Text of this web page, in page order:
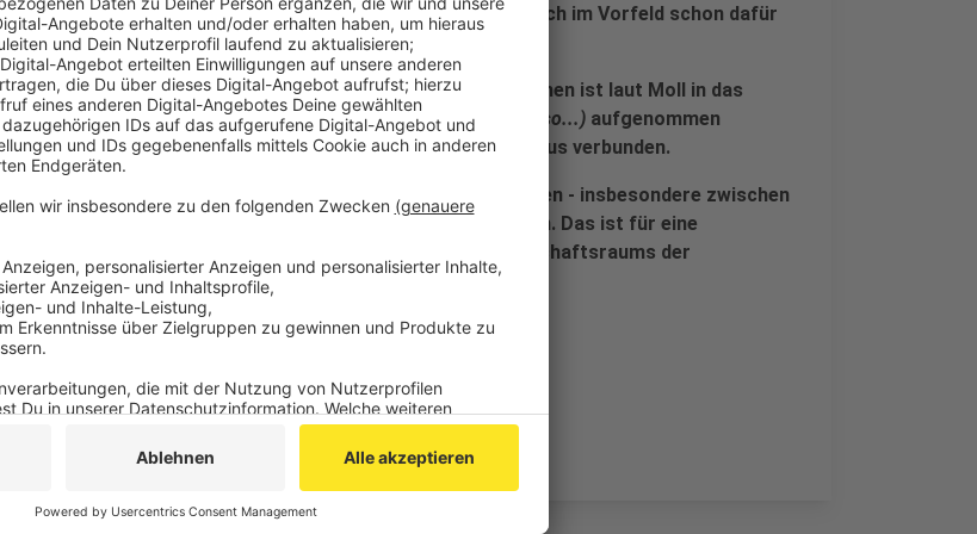
Strukturstärkungsgesetz aufgenommen worden. Moll hat sich im Vorfeld schon dafür
bei der Landesregierung und im Bundestag stark gemacht.
Auch der dreigleisige Ausbau der Strecke von Köln nach Aachen ist laut Moll in das
"Maßnahmengesetzvorbereitungsgesetz"(das heißt wirklich so...) aufgenommen
worden. Damit sei eine erhebliche Beschleunigung des Ausbaus verbunden.
Die Strecke Köln-Aachen leide unter den Kapazitätsengpässen - insbesondere zwischen
Aachen und Düren. „Dieser Engpass soll nun beseitigt werden. Das ist für eine
nachhaltige strukturpolitische Weiterentwicklung des Wirtschaftsraums der
Städteregion von großer Bedeutung“, betont Claudia Moll.
Veröffentlicht: Mittwoch, 24.06.2020 14:16
Anzeige